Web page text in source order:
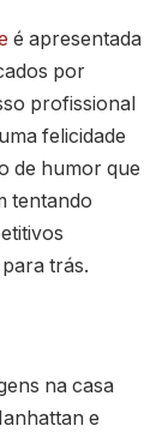
é apresentada
por
profissional
felicidade
de humor que
tentando
trás.
na casa
e